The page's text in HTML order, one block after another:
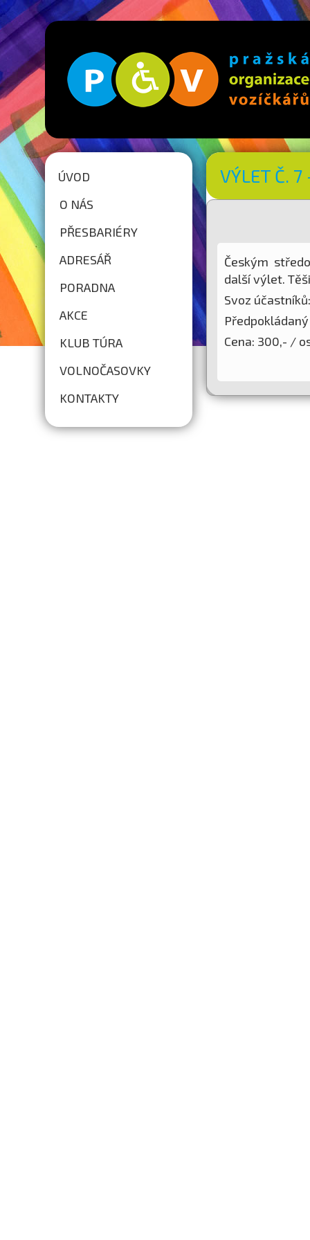
ÚVOD
O NÁS
PŘESBARIÉRY
ADRESÁŘ
PORADNA
AKCE
KLUB TÚRA
VOLNOČASOVKY
KONTAKTY
VÝLET Č.
Českým
další výlet.
Svoz
Cena: 300,- /